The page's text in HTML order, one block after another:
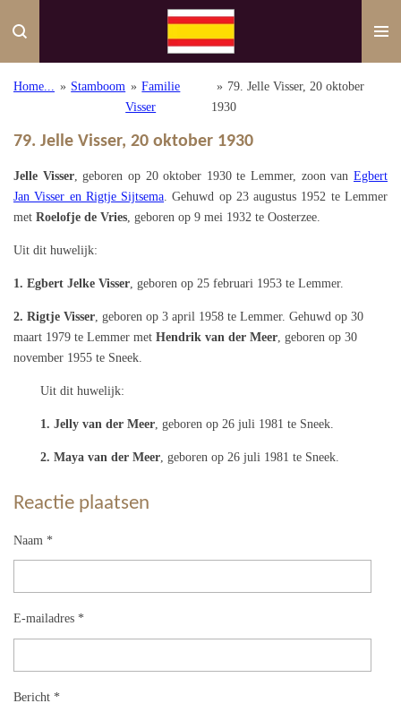
direct
de
Home... » Stamboom » Familie
Visser
» 79. Jelle Visser, 20 oktober
1930
79. Jelle Visser, 20 oktober 1930
Jelle Visser, geboren op 20 oktober 1930 te Lemmer, zoon vanEgbert
Jan Visser en Rigtje Sijtsema. Gehuwd op 23 augustus 1952 te Lemmer
met Roelofje de Vries, geboren op 9 mei 1932 te Oosterzee.
Uit dit huwelijk:
1. Egbert Jelke Visser, geboren op 25 februari 1953 te Lemmer.
2. Rigtje Visser, geboren op 3 april 1958 te Lemmer. Gehuwd op 30
maart 1979 te Lemmer met Hendrik van der Meer, geboren op 30
november 1955 te Sneek.
Uit dit huwelijk:
1. Jelly van der Meer, geboren op 26 juli 1981 te Sneek.
2. Maya van der Meer, geboren op 26 juli 1981 te Sneek.
Reactie plaatsen
Naam *
E-mailadres *
Bericht *